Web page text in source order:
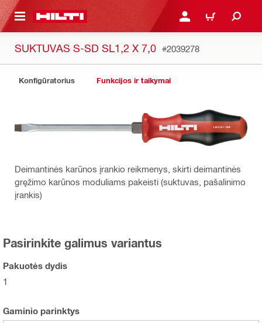
TURINIO PRISIJUNGTI ARBA
PIRKINIŲ
SUKTUVAS S-SD SL1,2 X 7,0 #2039278
Konfigūratorius Funkcijos ir taikymai
Deimantinės karūnos įrankio reikmenys, skirti deimantinės
gręžimo karūnos moduliams pakeisti (suktuvas, pašalinimo
įrankis)
Pasirinkite galimus variantus
Pakuotės dydis
1
Gaminio parinktys